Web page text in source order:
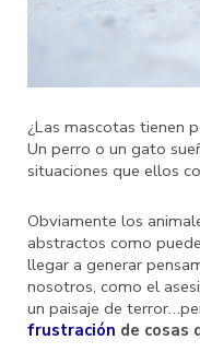
¿Las mascotas tienen
Un perro o un gato
situaciones que ellos
Obviamente los
abstractos como
llegar a generar
nosotros, como el
un paisaje de
frustración de cosas